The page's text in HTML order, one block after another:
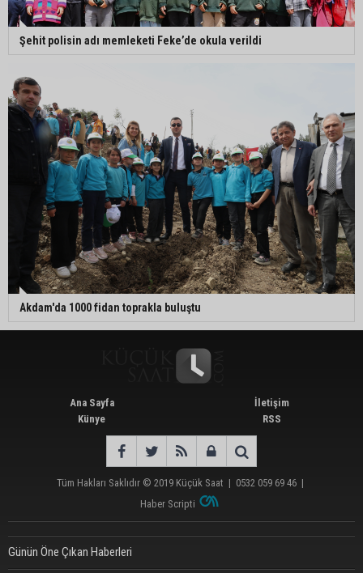
Şehit polisin adı memleketi Feke’de okula verildi
Akdam'da 1000 fidan toprakla buluştu
Ana Sayfa
Künye
İletişim
RSS
Tüm Hakları Saklıdır © 2019 Küçük Saat | 0532 059 69 46 |
Haber Scripti
Günün Öne Çıkan Haberleri